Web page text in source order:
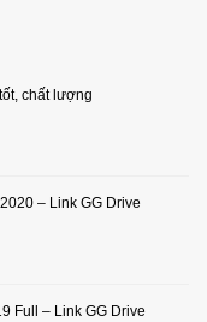
chất lượng
– Link GG Drive
Full – Link GG Drive